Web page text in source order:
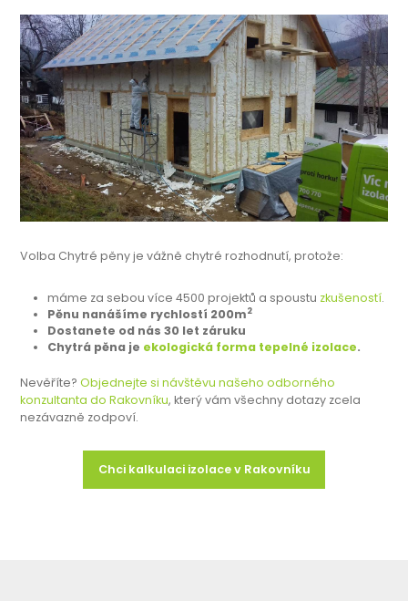
Volba Chytré pěny je vážně chytré rozhodnutí, protože:
máme za sebou více 4500 projektů a spoustu zkušeností.
Pěnu nanášíme rychlostí 200m2
Dostanete od nás 30 let záruku
Chytrá pěna je ekologická forma tepelné izolace.
Nevěříte?Objednejte si návštěvu našeho odborného
konzultanta do Rakovníku, který vám všechny dotazy zcela
nezávazně zodpoví.
Chci kalkulaci izolace v Rakovníku